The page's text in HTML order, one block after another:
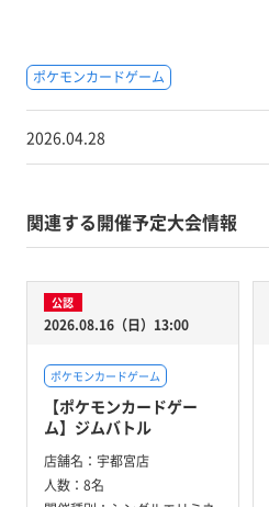
ポケモンカードゲーム
2026.04.28
関連する開催予定大会情報
公認
2026.08.16（日）13:00
ポケモンカードゲーム
【ポケモンカードゲー
ム】ジムバトル
店舗名： 宇都宮店
人数： 8名